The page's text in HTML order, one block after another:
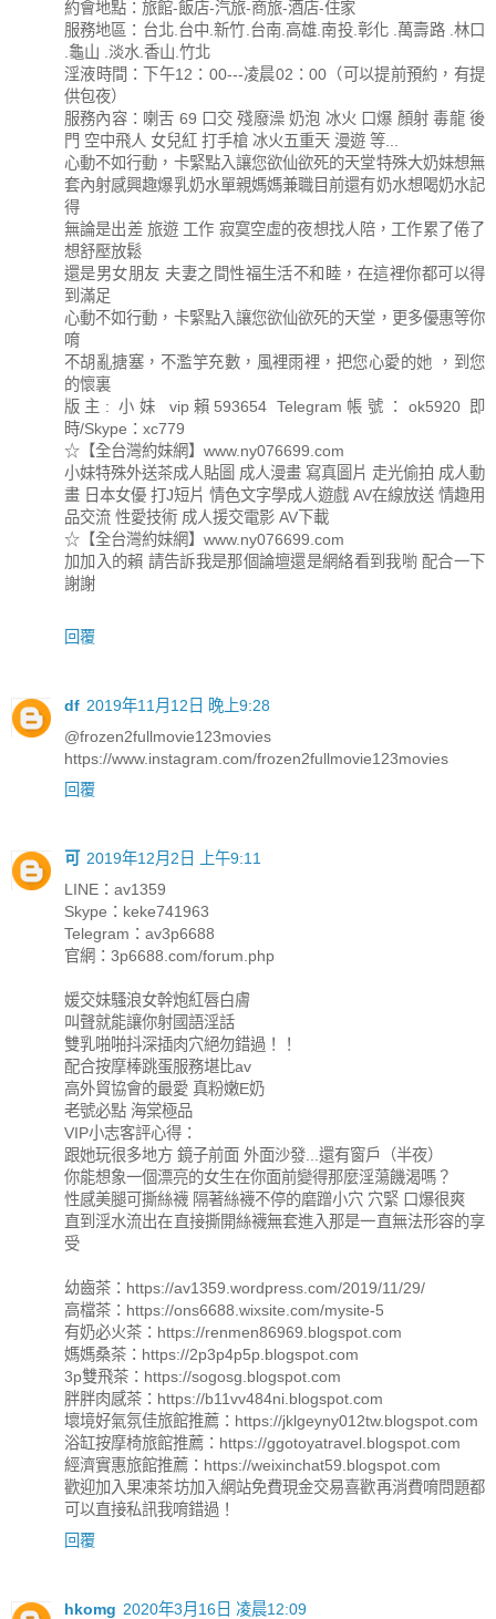
約會地點：旅館-飯店-汽旅-商旅-酒店-住家
服務地區：台北.台中.新竹.台南.高雄.南投.彰化 .萬壽路 .林口
.龜山 .淡水.香山.竹北
淫液時間：下午12：00---凌晨02：00（可以提前預約，有提
供包夜）
服務內容：喇舌 69 口交 殘廢澡 奶泡 冰火 口爆 顏射 毒龍 後
門 空中飛人 女兒紅 打手槍 冰火五重天 漫遊 等...
心動不如行動，卡緊點入讓您欲仙欲死的天堂特殊大奶妹想無
套內射感興趣爆乳奶水單親媽媽兼職目前還有奶水想喝奶水記
得
無論是出差 旅遊 工作 寂寞空虛的夜想找人陪，工作累了倦了
想舒壓放鬆
還是男女朋友 夫妻之間性福生活不和睦，在這裡你都可以得
到滿足
心動不如行動，卡緊點入讓您欲仙欲死的天堂，更多優惠等你
唷
不胡亂搪塞，不濫竽充數，風裡雨裡，把您心愛的她 ，到您
的懷裏
版主: 小妹 vip賴593654 Telegram帳號：ok5920 即
時/Skype：xc779
☆【全台灣約妹網】www.ny076699.com
小妹特殊外送茶成人貼圖 成人漫畫 寫真圖片 走光偷拍 成人動
畫 日本女優 打J短片 情色文字學成人遊戲 AV在線放送 情趣用
品交流 性愛技術 成人援交電影 AV下載
☆【全台灣約妹網】www.ny076699.com
加加入的賴 請告訴我是那個論壇還是網絡看到我喲 配合一下
謝謝
回覆
df 2019年11月12日 晚上9:28
@frozen2fullmovie123movies
https://www.instagram.com/frozen2fullmovie123movies
回覆
可
2019年12月2日 上午9:11
LINE：av1359
Skype：keke741963
Telegram：av3p6688
官網：3p6688.com/forum.php
媛交妹騷浪女幹炮紅唇白膚
叫聲就能讓你射國語淫話
雙乳啪啪抖深插肉穴絕勿錯過！！
配合按摩棒跳蛋服務堪比av
高外貿協會的最愛 真粉嫩E奶
老號必點 海棠極品
VIP小志客評心得：
跟她玩很多地方 鏡子前面 外面沙發...還有窗戶（半夜）
你能想象一個漂亮的女生在你面前變得那麼淫蕩饑渴嗎？
性感美腿可撕絲襪 隔著絲襪不停的磨蹭小穴 穴緊 口爆很爽
直到淫水流出在直接撕開絲襪無套進入那是一直無法形容的享
受
幼齒茶：https://av1359.wordpress.com/2019/11/29/
高檔茶：https://ons6688.wixsite.com/mysite-5
有奶必火茶：https://renmen86969.blogspot.com
媽媽桑茶：https://2p3p4p5p.blogspot.com
3p雙飛茶：https://sogosg.blogspot.com
胖胖肉感茶：https://b11vv484ni.blogspot.com
壞境好氣氛佳旅館推薦：https://jklgeyny012tw.blogspot.com
浴缸按摩椅旅館推薦：https://ggotoyatravel.blogspot.com
經濟實惠旅館推薦：https://weixinchat59.blogspot.com
歡迎加入果凍茶坊加入網站免費現金交易喜歡再消費唷問題都
可以直接私訊我唷錯過！
回覆
hkomg 2020年3月16日 凌晨12:09